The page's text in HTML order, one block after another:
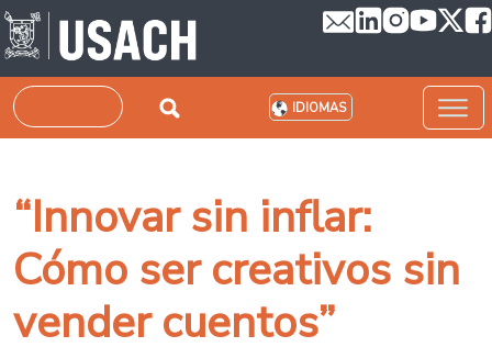
Pasar al contenido principal
Buscar IDIOMAS
“Innovar sin inflar:
Cómo ser creativos sin
vender cuentos”